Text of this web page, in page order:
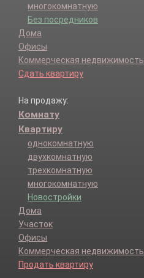
многокомнатную
Без посредников
Дома
Офисы
Коммерческая недвижимость
Сдать квартиру
На продажу:
Комнату
Квартиру
однокомнатную
двухкомнатную
трехкомнатную
многокомнатную
Новостройки
Дома
Участок
Офисы
Коммерческая недвижимость
Продать квартиру